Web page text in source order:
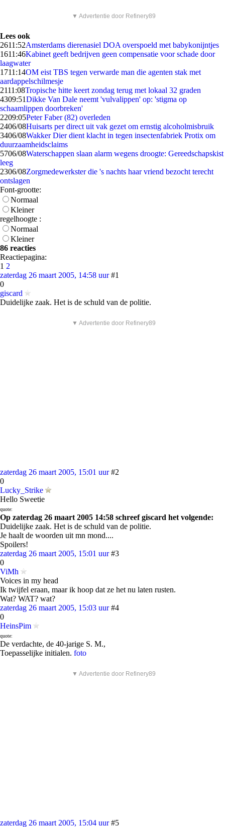
▼ Advertentie door Refinery89
Lees ook
2611:52Amsterdams dierenasiel DOA overspoeld met babykonijntjes
1611:46Kabinet geeft bedrijven geen compensatie voor schade door
laagwater
1711:14OM eist TBS tegen verwarde man die agenten stak met
aardappelschilmesje
2111:08Tropische hitte keert zondag terug met lokaal 32 graden
4309:51Dikke Van Dale neemt 'vulvalippen' op: 'stigma op
schaamlippen doorbreken'
2209:05Peter Faber (82) overleden
2406/08Huisarts per direct uit vak gezet om ernstig alcoholmisbruik
3406/08Wakker Dier dient klacht in tegen insectenfabriek Protix om
duurzaamheidsclaims
5706/08Waterschappen slaan alarm wegens droogte: Gereedschapskist
leeg
2306/08Zorgmedewerkster die 's nachts haar vriend bezocht terecht
ontslagen
Font-grootte:
Normaal
Kleiner
regelhoogte :
Normaal
Kleiner
86 reacties
Reactiepagina:
1 2
zaterdag 26 maart 2005, 14:58 uur #1
0
giscard
Duidelijke zaak. Het is de schuld van de politie.
▼ Advertentie door Refinery89
zaterdag 26 maart 2005, 15:01 uur #2
0
Lucky_Strike
Hello Sweetie
quote:
Op zaterdag 26 maart 2005 14:58 schreef giscard het volgende:
Duidelijke zaak. Het is de schuld van de politie.
Je haalt de woorden uit mn mond....
Spoilers!
zaterdag 26 maart 2005, 15:01 uur #3
0
ViMh
Voices in my head
Ik twijfel eraan, maar ik hoop dat ze het nu laten rusten.
Wat? WAT? wat?
zaterdag 26 maart 2005, 15:03 uur #4
0
HeinsPim
quote:
De verdachte, de 40-jarige S. M.,
Toepasselijke initialen. foto
▼ Advertentie door Refinery89
zaterdag 26 maart 2005, 15:04 uur #5